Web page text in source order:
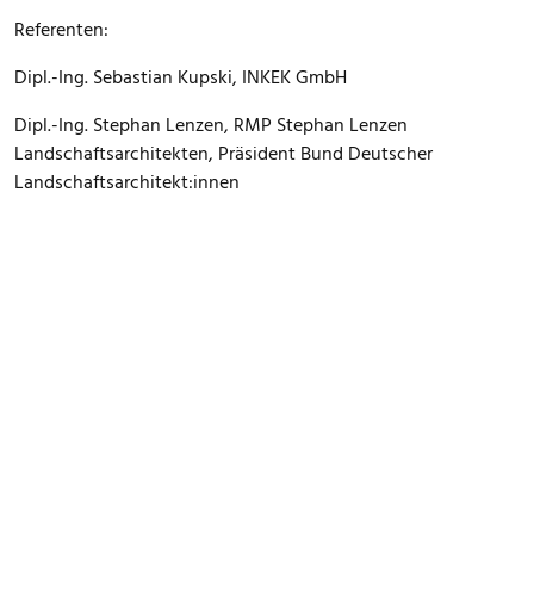
Referenten:
Dipl.-Ing. Sebastian Kupski, INKEK GmbH
Dipl.-Ing. Stephan Lenzen, RMP Stephan Lenzen
Landschaftsarchitekten, Präsident Bund Deutscher
Landschaftsarchitekt:innen